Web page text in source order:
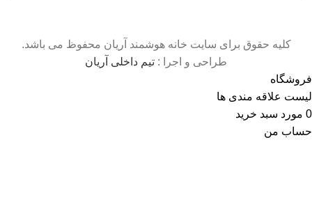
کلیه حقوق برای سایت خانه هوشمند آریان محفوظ می باشد.
طراحی و اجرا : تیم داخلی آریان
فروشگاه
لیست علاقه مندی ها
0 مورد سبد خرید
حساب من